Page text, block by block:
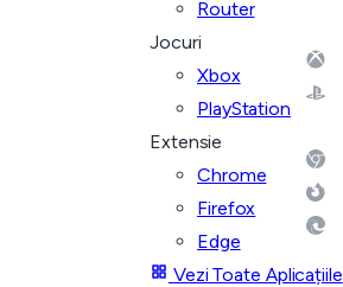
Router
Jocuri
Xbox
PlayStation
Extensie
Chrome
Firefox
Edge
Vezi Toate Aplicațiile